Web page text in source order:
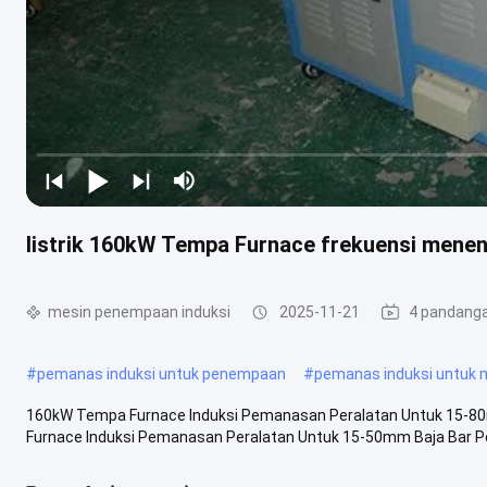
listrik 160kW Tempa Furnace frekuensi
mesin penempaan induksi 2025-11-21 4
#pemanas induksi untuk penempaan #pemanas induksi untuk
160kW Tempa Furnace Induksi Pemanasan Peralatan Untuk 15-
Furnace Induksi Pemanasan Peralatan Untuk 15-50mm Baja Bar